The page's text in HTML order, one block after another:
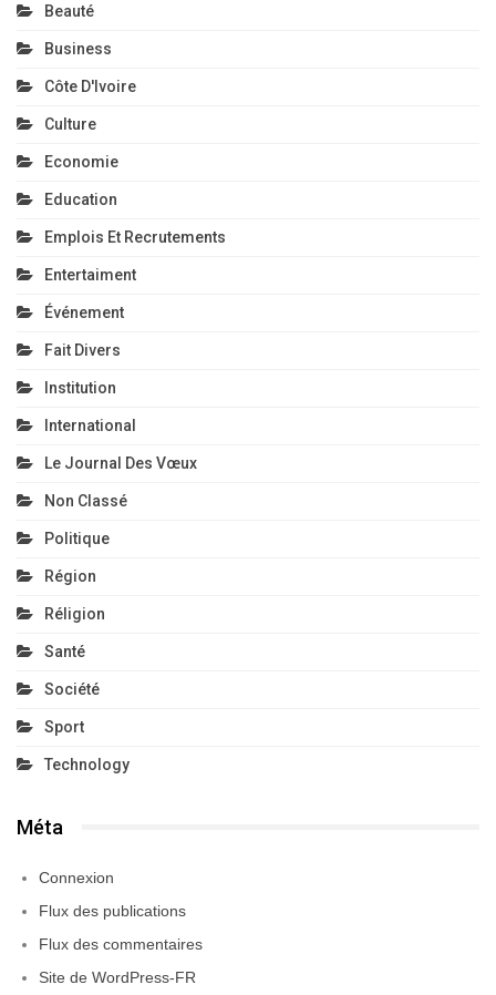
Beauté
Business
Côte D'Ivoire
Culture
Economie
Education
Emplois Et Recrutements
Entertaiment
Événement
Fait Divers
Institution
International
Le Journal Des Vœux
Non Classé
Politique
Région
Réligion
Santé
Société
Sport
Technology
Méta
Connexion
Flux des publications
Flux des commentaires
Site de WordPress-FR